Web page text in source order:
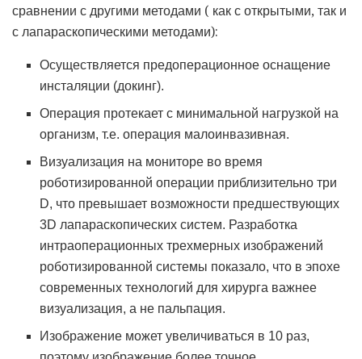
сравнении с другими методами ( как с открытыми, так и
с лапараскопическими методами):
Осуществляется предоперационное оснащение
инсталяции (докинг).
Операция протекает с минимальной нагрузкой на
организм, т.е. операция малоинвазивная.
Визуализация на мониторе во время
роботизированной операции приблизительно три
D, что превышает возможности предшествующих
3D лапараскопических систем. Разработка
интраоперационных трехмерных изображений
роботизированной системы показало, что в эпохе
современных технологий для хирурга важнее
визуализация, а не пальпация.
Изображение может увеличиваться в 10 раз,